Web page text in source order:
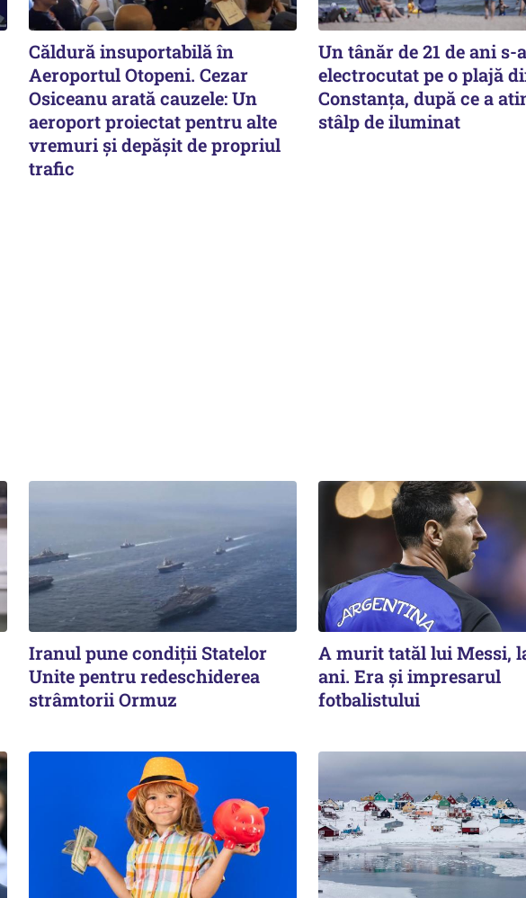
Căldură insuportabilă în
Aeroportul Otopeni. Cezar
Osiceanu arată cauzele: Un
aeroport proiectat pentru alte
vremuri și depășit de propriul
trafic
Un tânăr de 21 de ani s-
electrocutat pe o plajă
Constanța, după ce a
stâlp de iluminat
Iranul pune condiții Statelor
Unite pentru redeschiderea
strâmtorii Ormuz
A murit tatăl lui Messi,
ani. Era și impresarul
fotbalistului